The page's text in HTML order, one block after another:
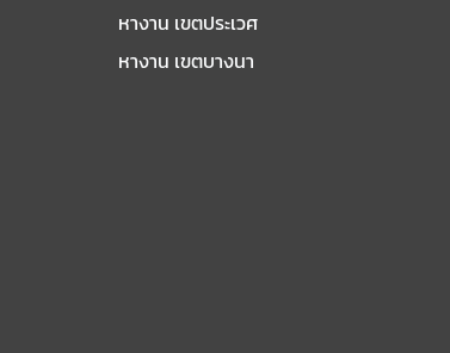
หางาน เขตประเวศ
หางาน เขตบางนา